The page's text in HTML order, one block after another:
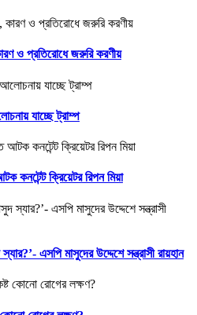
ও প্রতিরোধে জরুরি করণীয়
যাচ্ছে ট্রাম্প
কনটেন্ট ক্রিয়েটর রিপন মিয়া
এসপি মাসুদের উদ্দেশে সন্ত্রাসী রায়হান